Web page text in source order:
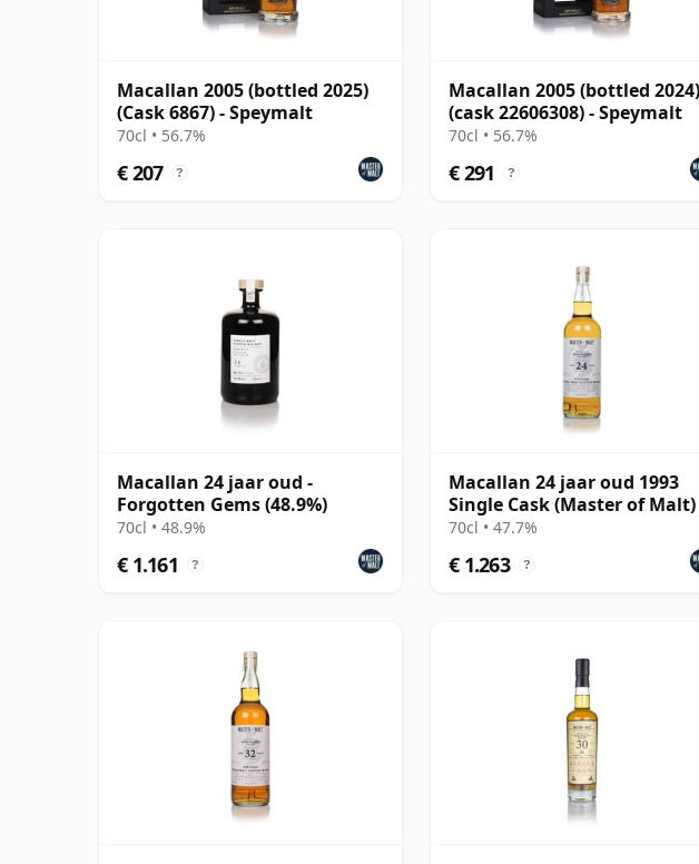
Macallan 2005 (bottled 2025)
(Cask 6867) - Speymalt
70cl • 56.7%
€ 207 ?
Macallan 2005 (bottled 2024)
(cask 22606308) - Speymalt
70cl • 56.7%
€ 291 ?
Macallan 24 jaar oud -
Forgotten Gems (48.9%)
70cl • 48.9%
€ 1.161 ?
Macallan 24 jaar oud 1993
Single Cask (Master of Malt)
70cl • 47.7%
€ 1.263 ?